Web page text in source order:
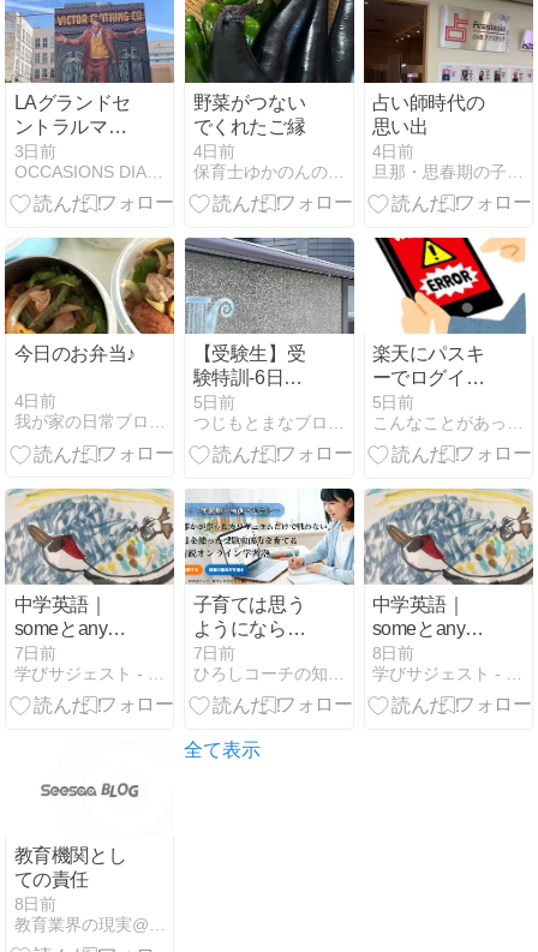
LAグランドセ
ントラルマー
ケット
3日前
OCCASIONS DIARY
野菜がつない
でくれたご縁
4日前
保育士ゆかのんの子育てブログ
占い師時代の
思い出
4日前
旦那・思春期の子供と仲良くなる・占い師みわ的方法
今日のお弁当♪
4日前
我が家の日常ブログ HappyLife
【受験生】受
験特訓-6日
目-2026年8月
3日（月）
5日前
つじもとまなブログ（つじもと個別ブログ）のブログ
楽天にパスキ
ーでログイン
できるまでの
死闘
5日前
こんなことがあった。
中学英語｜
someとanyの
使い分け練習
問題まとめ
【定期テス
7日前
学びサジェスト - 小中高生と保護者に学習情報を提供する
子育ては思う
ようにならな
いもの
7日前
ひろしコーチの知恵袋
中学英語｜
someとanyの
使い分けを完
全整理【定期
テスト・高校
8日前
学びサジェスト - 小中高生と保護者に学習情報を提供する
教育機関とし
ての責任
8日前
教育業界の現実@埼玉
全て表示